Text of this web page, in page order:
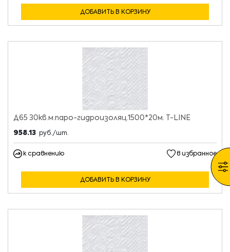
ДОБАВИТЬ В КОРЗИНУ
Д65 30кв.м.паро-гидроизоляц.1500*20м. T-LINE
958.13 руб./шт.
к сравнению в избранное
ДОБАВИТЬ В КОРЗИНУ